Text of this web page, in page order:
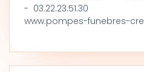
- 03.22.23.51.30
www.pompes-funebres-